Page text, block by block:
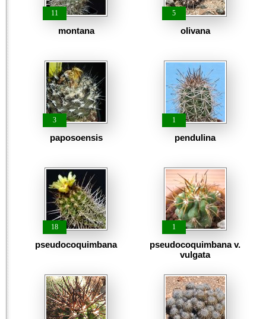
11
montana
5
olivana
3
paposoensis
1
pendulina
18
pseudocoquimbana
1
pseudocoquimbana v.
vulgata